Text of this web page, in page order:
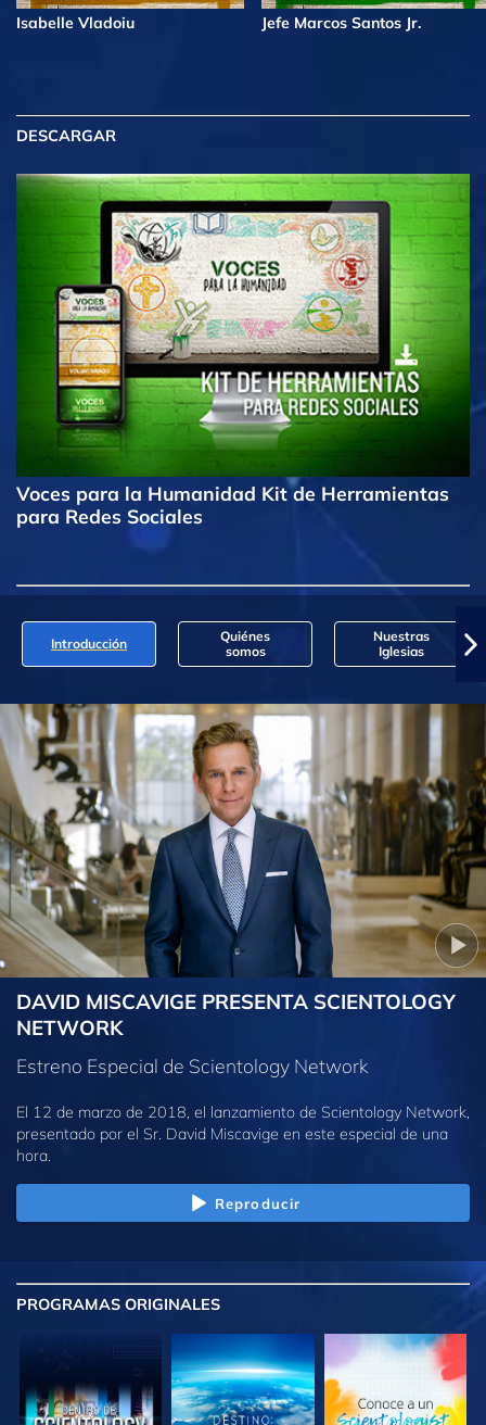
Isabelle Vladoiu Jefe Marcos Santos Jr.
DESCARGAR
Voces para la Humanidad Kit de Herramientas
para Redes Sociales
Introducción
Quiénes
somos
Nuestras
Iglesias
DAVID MISCAVIGE PRESENTA SCIENTOLOGY
NETWORK
Estreno Especial de Scientology Network
El 12 de marzo de 2018, el lanzamiento de Scientology Network,
presentado por el Sr. David Miscavige en este especial de una
hora.
Reproducir
PROGRAMAS ORIGINALES